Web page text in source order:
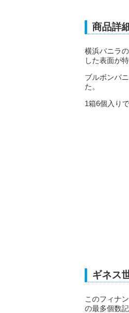
商品詳
横浜バニラ
した表面が特
ブルボンバ
た。
1箱6個入り
ギネス
このフィナ
の最多個数